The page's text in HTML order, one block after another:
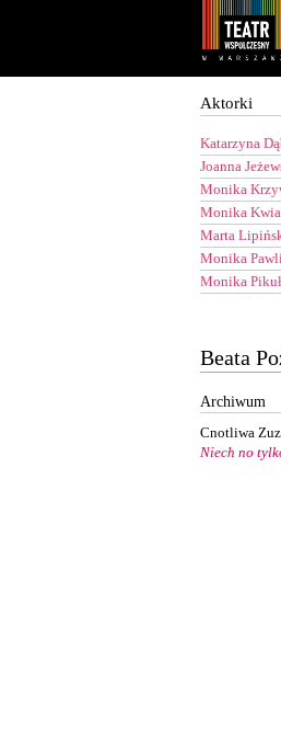
Aktorki
Katarzyna
Joanna
Monika
Monika
Marta
Monika
Monika
Beata
Archiwum
Cnotliwa
Niech no